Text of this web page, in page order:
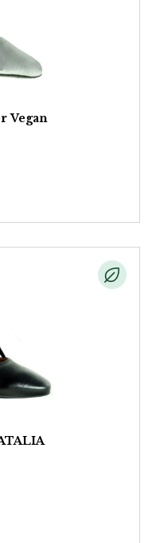
Vegan